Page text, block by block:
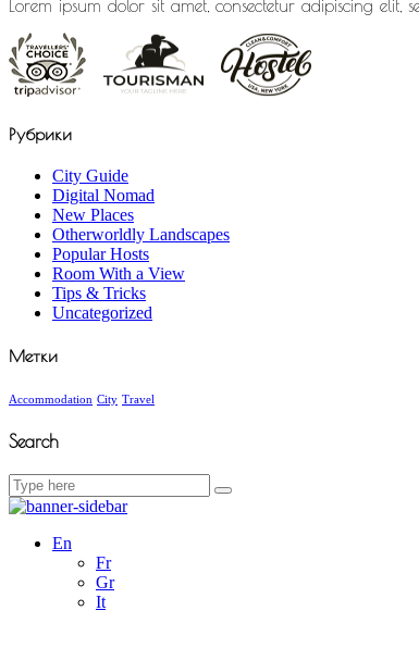
Lorem ipsum dolor sit amet, consectetur adipiscing
Рубрики
City Guide
Digital Nomad
New Places
Otherworldly Landscapes
Popular Hosts
Room With a View
Tips & Tricks
Uncategorized
Метки
Accommodation City Travel
Search
Search
for:
En
Fr
Gr
It